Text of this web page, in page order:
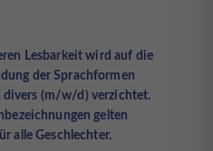
Lesbarkeit wird auf die
der Sprachformen
divers (m/w/d) verzichtet.
gelten
alle Geschlechter.